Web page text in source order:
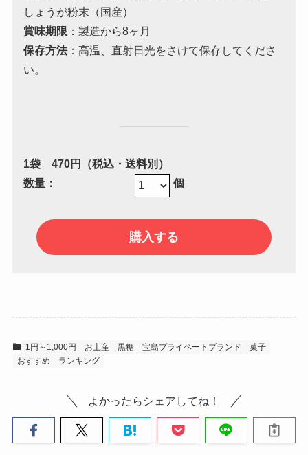
しょうが粉末（国産）
賞味期限 ：製造から8ヶ月
保存方法：高温、直射日光をさけて保存してくださ
い。
1袋 470円（税込・送料別）
数量：
個
1円～1,000円 お土産 黒糖 宝島プライベートブランド
菓子
おすすめ
ランキング
よかったらシェアしてね！